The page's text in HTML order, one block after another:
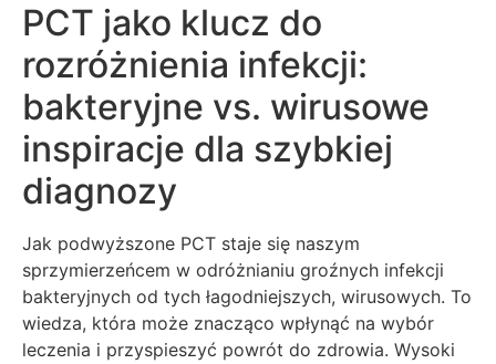
PCT jako klucz do
rozróżnienia infekcji:
bakteryjne vs. wirusowe
inspiracje dla szybkiej
diagnozy
Jak podwyższone PCT staje się naszym
sprzymierzeńcem w odróżnianiu groźnych infekcji
bakteryjnych od tych łagodniejszych, wirusowych. To
wiedza, która może znacząco wpłynąć na wybór
leczenia i przyspieszyć powrót do zdrowia. Wysoki